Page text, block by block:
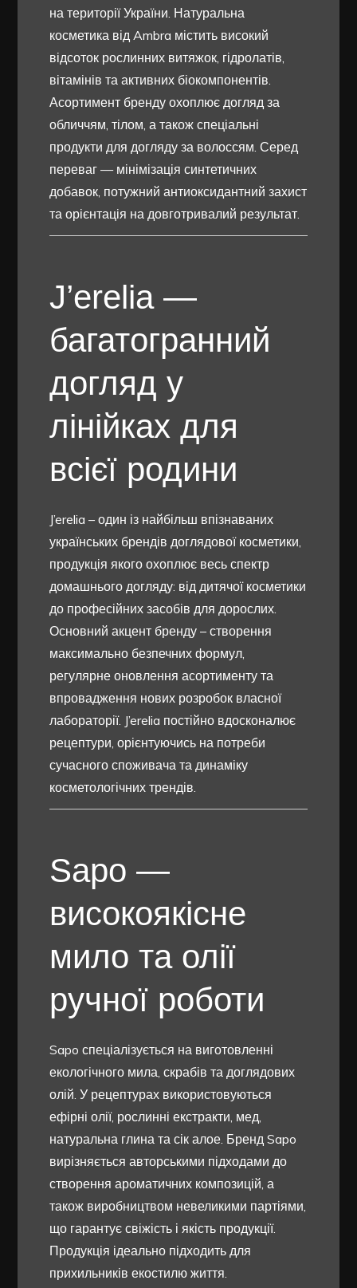
на території України. Натуральна
косметика від Ambra містить високий
відсоток рослинних витяжок, гідролатів,
вітамінів та активних біокомпонентів.
Асортимент бренду охоплює догляд за
обличчям, тілом, а також спеціальні
продукти для догляду за волоссям. Серед
переваг — мінімізація синтетичних
добавок, потужний антиоксидантний захист
та орієнтація на довготривалий результат.
J’erelia —
багатогранний
догляд у
лінійках для
всієї родини
J’erelia – один із найбільш впізнаваних
українських брендів доглядової косметики,
продукція якого охоплює весь спектр
домашнього догляду: від дитячої косметики
до професійних засобів для дорослих.
Основний акцент бренду – створення
максимально безпечних формул,
регулярне оновлення асортименту та
впровадження нових розробок власної
лабораторії. J’erelia постійно вдосконалює
рецептури, орієнтуючись на потреби
сучасного споживача та динаміку
косметологічних трендів.
Sapo —
високоякісне
мило та олії
ручної роботи
Sapo спеціалізується на виготовленні
екологічного мила, скрабів та доглядових
олій. У рецептурах використовуються
ефірні олії, рослинні екстракти, мед,
натуральна глина та сік алое. Бренд Sapo
вирізняється авторськими підходами до
створення ароматичних композицій, а
також виробництвом невеликими партіями,
що гарантує свіжість і якість продукції.
Продукція ідеально підходить для
прихильників екостилю життя.